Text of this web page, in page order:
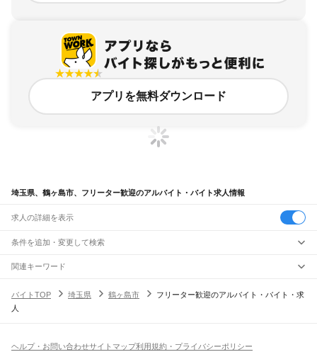
アプリを無料ダウンロード
埼玉県、鶴ヶ島市、フリーター歓迎のアルバイト・バイト求人情報
求人の詳細を表示
条件を追加・変更して検索
市区町村を追加・変更
埼玉県すべて
春日部市狭山市羽生市鴻巣市深谷市上尾市草加市越谷市蕨市戸田市
駅を追加・変更
飲食・フードサービスすべて
関連キーワード
埼玉県 鶴ヶ島市 学生歓迎 大学生 バイト 埼玉県 川越市 フリーター歓迎 it
バイトTOP 埼玉県 鶴ヶ島市
フリーター歓迎のアルバイト・バイト・求
人
ヘルプ・お問い合わせサイトマップ利用規約・プライバシーポリシー